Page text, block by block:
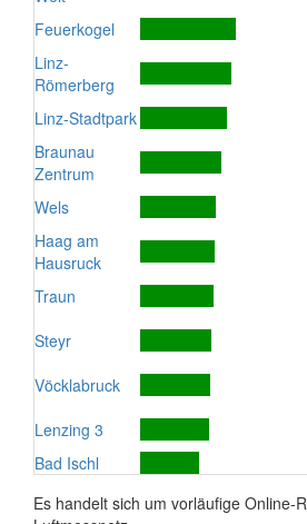
Feuerkogel
Linz-
Römerberg
Linz-Stadtpark
Braunau
Zentrum
Wels
Haag am
Hausruck
Traun
Steyr
Vöcklabruck
Lenzing 3
Bad Ischl
Es handelt sich um vorläufige Online-